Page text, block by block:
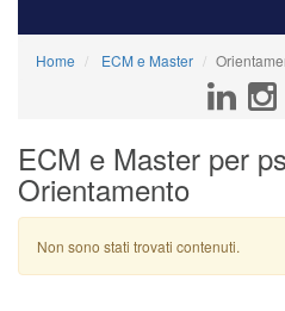
Home ECM e Master
ECM e Master per
Orientamento
Non sono stati trovati contenuti.